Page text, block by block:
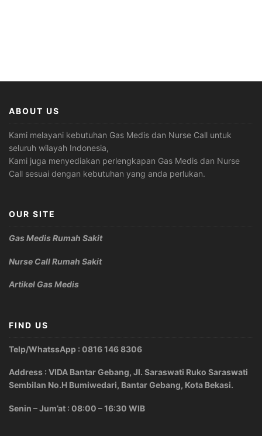
ABOUT US
Kami melayani kebutuhan Gas Medis dan Nurse Call untuk
seluruh wilayah Indonesia,
Kami juga menyediakan perlengkapan Gas Medis dan Nurse
Call sesuai dengan kebutuhan yang anda perlukan.
OUR SITE
Gas Medis Rumah Sakit
Nurse Call Rumah Sakit
Artikel Gas Medis
FIND US
Telp/WhatssApp : 0816 146 8306
Address : VIDA Bantar Gebang, Jl. Saraswati Ruko Saraswati
Sembilan No.H Bumiwedari, Bantar Gebang, Kota Bekasi.
Senin – Jum’at : 08:00 – 16:30 WIB